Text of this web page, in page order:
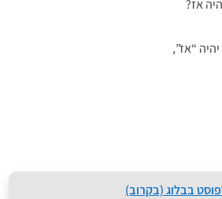
אז?
“אז”,
בבלוג (בקרוב)